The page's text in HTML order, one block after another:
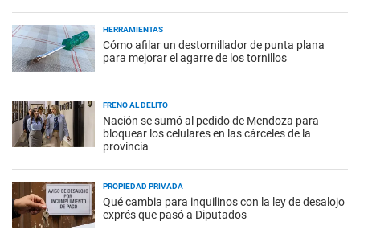
HERRAMIENTAS
Cómo afilar un destornillador de punta plana
para mejorar el agarre de los tornillos
FRENO AL DELITO
Nación se sumó al pedido de Mendoza para
bloquear los celulares en las cárceles de la
provincia
PROPIEDAD PRIVADA
Qué cambia para inquilinos con la ley de desalojo
exprés que pasó a Diputados